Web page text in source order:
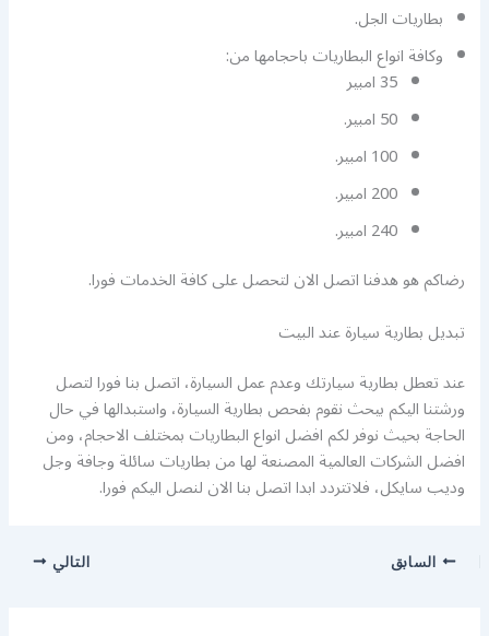
بطاريات الجل.
وكافة انواع البطاريات باحجامها من:
35 امبير
50 امبير.
100 امبير.
200 امبير.
240 امبير.
رضاكم هو هدفنا اتصل الان لتحصل على كافة الخدمات فورا.
تبديل بطارية سيارة عند البيت
عند تعطل بطارية سيارتك وعدم عمل السيارة، اتصل بنا فورا لتصل
ورشتنا اليكم بيحث نقوم بفحص بطارية السيارة، واستبدالها في حال
الحاجة بحيث نوفر لكم افضل انواع البطاريات بمختلف الاحجام، ومن
افضل الشركات العالمية المصنعة لها من بطاريات سائلة وجافة وجل
وديب سايكل، فلاتتردد ابدا اتصل بنا الان لنصل اليكم فورا.
السابق التالي